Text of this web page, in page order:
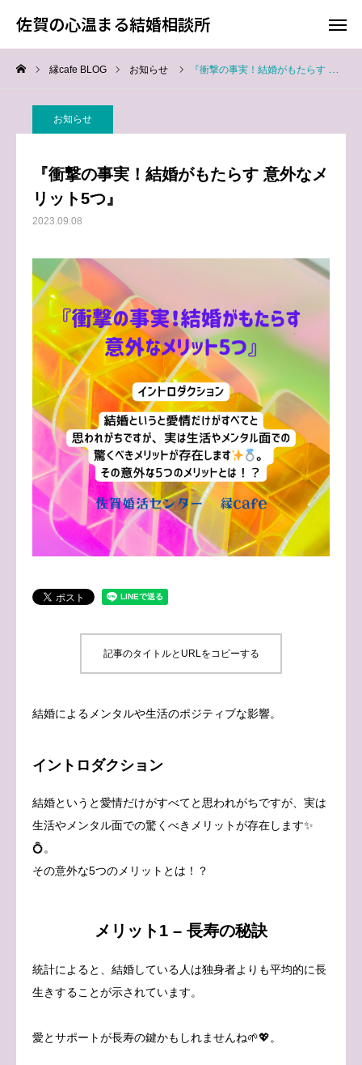
佐賀の心温まる結婚相談所
縁cafe BLOG お知らせ 『衝撃の事実！結婚がもたらす 意外なメリット5つ』
お知らせ
『衝撃の事実！結婚がもたらす 意外なメ
リット5つ』
2023.09.08
記事のタイトルとURLをコピーする
結婚によるメンタルや生活のポジティブな影響。
イントロダクション
結婚というと愛情だけがすべてと思われがちですが、実は
生活やメンタル面での驚くべきメリットが存在します✨
💍。
その意外な5つのメリットとは！？
メリット1 – 長寿の秘訣
統計によると、結婚している人は独身者よりも平均的に長
生きすることが示されています。
愛とサポートが長寿の鍵かもしれませんね🌱💖。
佐賀の心温まる結婚相談所
料金
TOP
成婚までの流れ
会員様からの喜びの声
よくあるご質問
ブログ
お問い合わせ